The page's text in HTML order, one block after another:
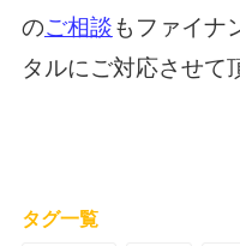
のご相談もファイナ
タルにご対応させて
タグ一覧